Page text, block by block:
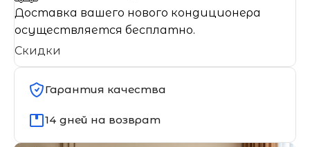
Доставка вашего нового кондиционера
осуществляется бесплатно.
Скидки
Гарантия качества
14 дней на возврат